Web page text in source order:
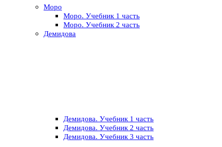
Моро
Моро. Учебник 1 часть
Моро. Учебник 2 часть
Демидова
Демидова. Учебник 1 часть
Демидова. Учебник 2 часть
Демидова. Учебник 3 часть